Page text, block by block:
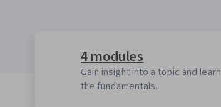
4 modules
Gain insight into a topic and learn
the fundamentals.